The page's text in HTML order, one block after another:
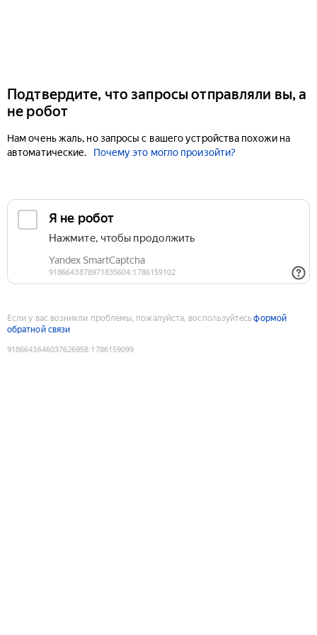
Подтвердите, что запросы отправляли вы, а
не робот
Нам очень жаль, но запросы с вашего устройства похожи на
автоматические.
Почему это могло произойти?
Если у вас возникли проблемы, пожалуйста, воспользуйтесьформой
обратной связи
9186643646037626958:1786159099